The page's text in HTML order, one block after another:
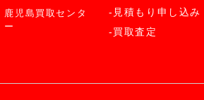
鹿児島買取センタ
ー
-見積もり申し込み
-買取査定